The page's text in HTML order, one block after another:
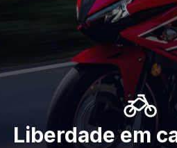
Liberdade em